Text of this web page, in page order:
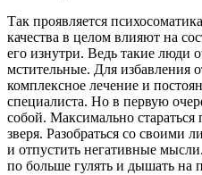
Так проявляется
качества в целом влияют на
его изнутри. Ведь такие люди
мстительные. Для избавления
комплексное лечение и
специалиста. Но в первую
собой. Максимально стараться
зверя. Разобраться со своими
и отпустить негативные
по больше гулять и дышать на